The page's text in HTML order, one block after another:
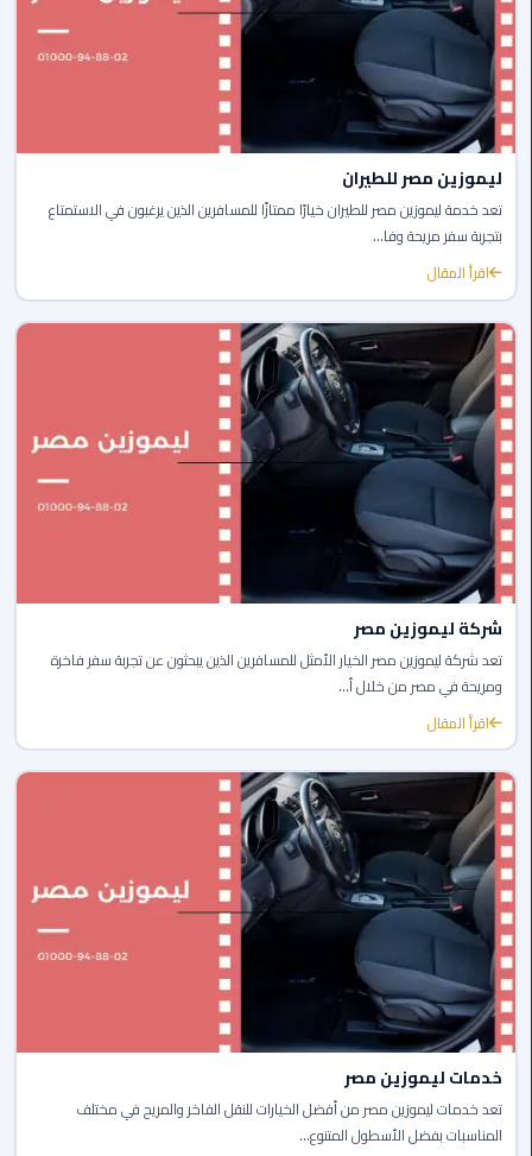
ليموزين
مطار
شرم
الشيخ
ليموزين
مطار
القاهرة
الخط
الساخن
ليموزين
مطار
العاصمة
الادارية
ليموزين
مطار
القاهرة
الي
اسكندرية
تاكسي
العاصمة
ليموزين
مطار
برج
العرب
الدولي
تاكسي
لندن
ليموزين
مطار
برج
العرب
الي
مرسي
مطروح
ليموزين مصر للطيران
تعد خدمة ليموزين مصر للطيران خيارًا ممتازًا للمسافرين الذين يرغبون في الاستمتاع
بتجربة سفر مريحة وفا...
اقرأ المقال
شركة ليموزين مصر
تعد شركة ليموزين مصر الخيار الأمثل للمسافرين الذين يبحثون عن تجربة سفر فاخرة
ومريحة في مصر من خلال أ...
اقرأ المقال
خدمات ليموزين مصر
تعد خدمات ليموزين مصر من أفضل الخيارات للنقل الفاخر والمريح في مختلف
المناسبات بفضل الأسطول المتنوع...